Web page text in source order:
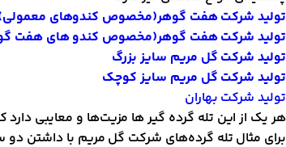
تولید شرکت هفت گوهر(مخصوص کندوهای
تولید شرکت هفت گوهر(مخصوص کندو های هفت
تولید شرکت گل مریم سایز بزرگ
تولید شرکت گل مریم سایز کوچک
تولید شرکت بهاران
هر یک از این تله گرده گیر‌ ها مزیت‌ها و معایبی دارد
برای مثال تله گرده‌های شرکت گل مریم با داشتن